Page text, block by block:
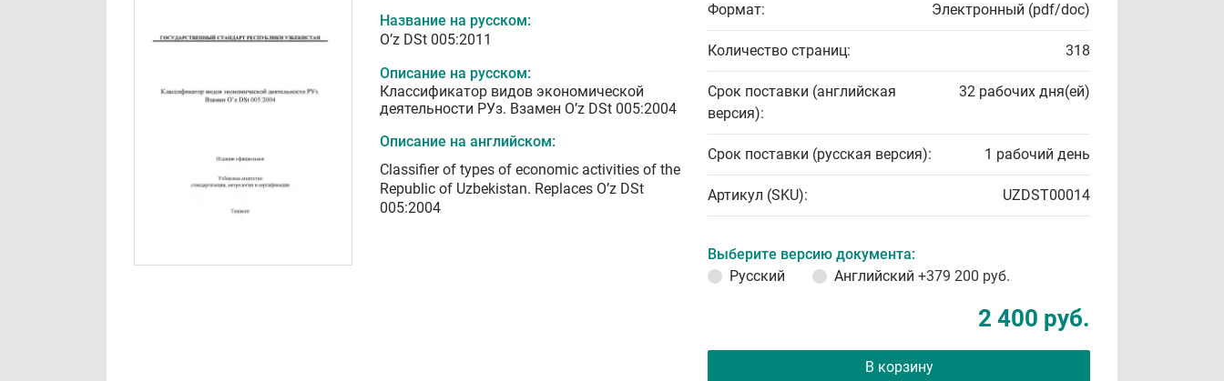
Название на русском:
O’z DSt 005:2011
Описание на русском:
Классификатор видов экономической
деятельности РУз. Взамен O’z DSt 005:2004
Описание на английском:
Classifier of types of economic activities of the
Republic of Uzbekistan. Replaces O’z DSt
005:2004
Формат: Электронный (pdf/doc)
Количество страниц: 318
Срок поставки (английская
версия):
32 рабочих дня(ей)
Срок поставки (русская версия): 1 рабочий день
Артикул (SKU): UZDST00014
Выберите версию документа:
Русский
Английский +379 200 руб.
2 400 руб.
В корзину